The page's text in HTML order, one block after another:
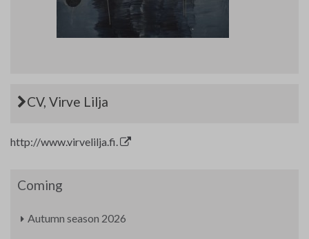
CV, Virve Lilja
http://www.virvelilja.fi.
Coming
Autumn season 2026